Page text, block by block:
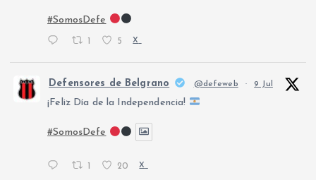
#SomosDefe
5 X
Defensores de Belgrano @defeweb · 9 Jul
¡Feliz Día de la Independencia!
#SomosDefe
1 20 X